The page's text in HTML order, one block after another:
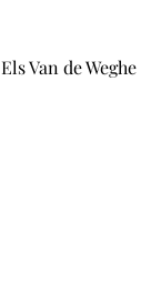
Els Van de Weghe